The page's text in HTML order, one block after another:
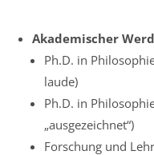
Akademischer
Ph.D. in
laude)
Ph.D. in
„ausgezeichnet“)
Forschung und